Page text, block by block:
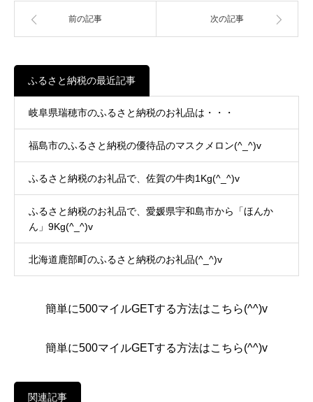
前の記事 次の記事
ふるさと納税の最近記事
岐阜県瑞穂市のふるさと納税のお礼品は・・・
福島市のふるさと納税の優待品のマスクメロン(^_^)v
ふるさと納税のお礼品で、佐賀の牛肉1Kg(^_^)v
ふるさと納税のお礼品で、愛媛県宇和島市から「ほんか
ん」9Kg(^_^)v
北海道鹿部町のふるさと納税のお礼品(^_^)v
簡単に500マイルGETする方法はこちら(^^)v
簡単に500マイルGETする方法はこちら(^^)v
関連記事